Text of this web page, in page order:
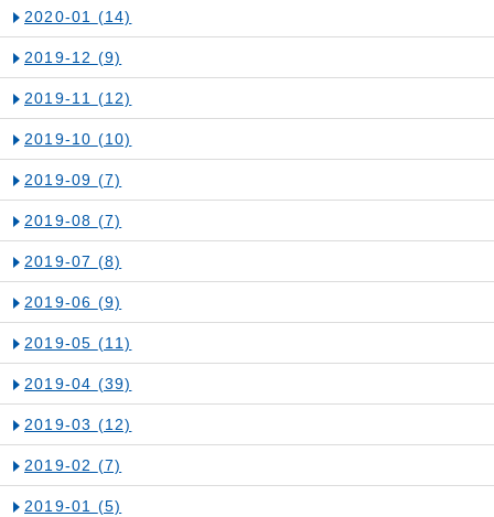
2020-01 (14)
2019-12 (9)
2019-11 (12)
2019-10 (10)
2019-09 (7)
2019-08 (7)
2019-07 (8)
2019-06 (9)
2019-05 (11)
2019-04 (39)
2019-03 (12)
2019-02 (7)
2019-01 (5)